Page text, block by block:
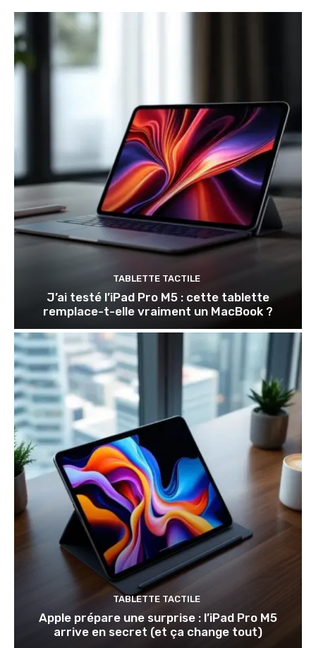
TABLETTE TACTILE
J’ai testé l’iPad Pro M5 : cette tablette
remplace-t-elle vraiment un MacBook ?
TABLETTE TACTILE
Apple prépare une surprise : l’iPad Pro M5
arrive en secret (et ça change tout)